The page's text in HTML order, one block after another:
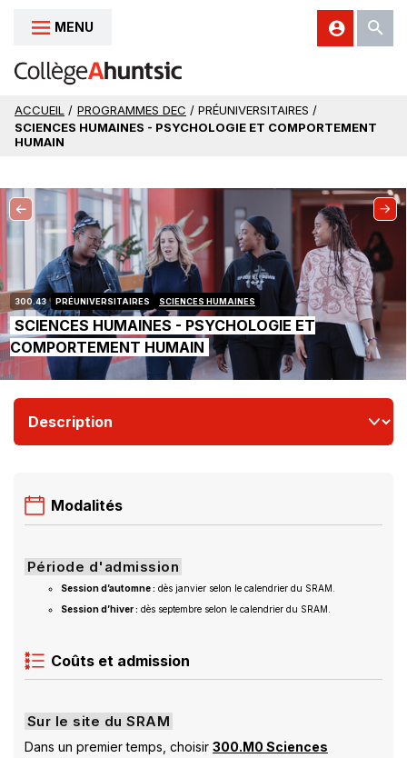
Aller au contenu
MENU
ACCUEIL / PROGRAMMES DEC / PRÉUNIVERSITAIRES /
SCIENCES HUMAINES - PSYCHOLOGIE ET COMPORTEMENT
HUMAIN
300.43 PRÉUNIVERSITAIRES SCIENCES HUMAINES
SCIENCES HUMAINES - PSYCHOLOGIE ET
COMPORTEMENT HUMAIN |
SCIENCES
Modalités
Période d'admission
Session d’automne : dès janvier selon le calendrier du SRAM.
Session d’hiver : dès septembre selon le calendrier du SRAM.
Coûts et admission
Sur le site du SRAM
Dans un premier temps, choisir 300.M0 Sciences